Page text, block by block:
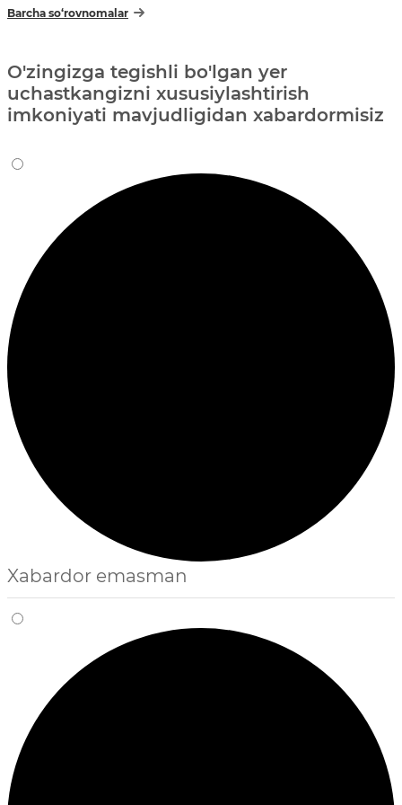
Barcha so‘rovnomalar
O'zingizga tegishli bo'lgan yer
uchastkangizni xususiylashtirish
imkoniyati mavjudligidan xabardormisiz
Xabardor emasman